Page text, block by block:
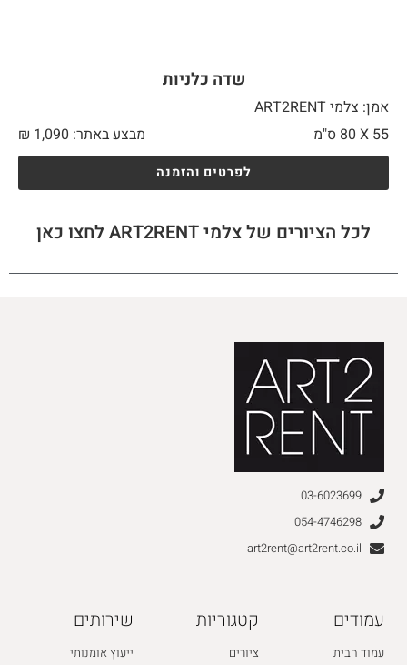
שדה כלניות
אמן: צלמי ART2RENT
55 X
מבצע באתר: ₪ 1,090
לפרטים והזמנה
לכל הציורים של צלמי ART2RENT לחצו כאן
03-6023699
054-4746298
art2rent@art2rent.co.il
עמודים
עמוד הבית
קטגוריות
ציורים
שירותים
ייעוץ אומנותי